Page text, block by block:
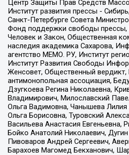
Центр Защиты Прав Средств
Институт развития прессы -
Санкт-Петербурге Совета
Фонд поддержки свободы прессы,
Человек и Закон, Общественная
наследия академика Сахарова,
агентство МЕМО. РУ, Институт
Институт Развития Свободы
Женсовет, Общественный вердикт,
антимонопольная ассоциация,
Дзугкоева Регина Николаевна,
Владимирович, Милославский
Ольга Вадимовна, Чанышева
Ольга Борисовна, Туровский
Васильева Анастасия Евгеньевна,
Бойко Анатолий Николаевич, Дугин
Пивоваров Андрей Сергеевич,
Барахоев Магомед Бекханович,